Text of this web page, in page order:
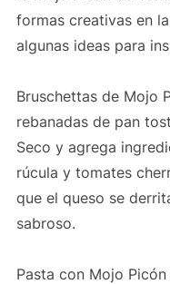
formas creativas en
algunas ideas para
Bruschettas de Mojo
rebanadas de pan
Seco y agrega
rúcula y tomates
que el queso se
sabroso.
Pasta con Mojo